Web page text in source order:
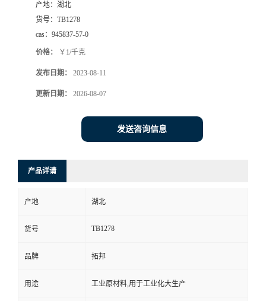
产地： 湖北
货号： TB1278
cas： 945837-57-0
价格： ￥1/千克
发布日期： 2023-08-11
更新日期： 2026-08-07
发送咨询信息
产品详请
产地 湖北
货号 TB1278
品牌 拓邦
用途 工业原材料,用于工业化大生产